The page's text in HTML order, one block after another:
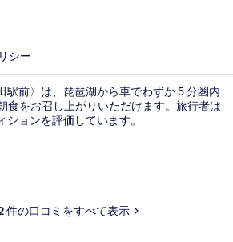
シー
駅前〉は、琵琶湖から車でわずか 5 分圏内
食をお召し上がりいただけます。旅行者は
ョンを評価しています。
件の口コミをすべて表示